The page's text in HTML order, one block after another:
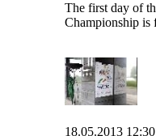
The first day of
Championship is
18.05.2013 12:30